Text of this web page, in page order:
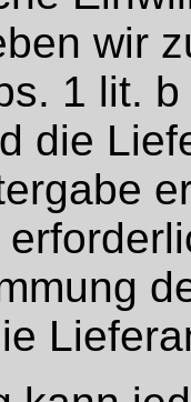
wir
1 lit.
die